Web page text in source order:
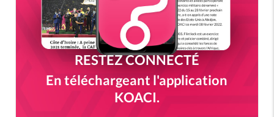
RESTEZ CONNECTÉ
En téléchargeant l'application
KOACI.